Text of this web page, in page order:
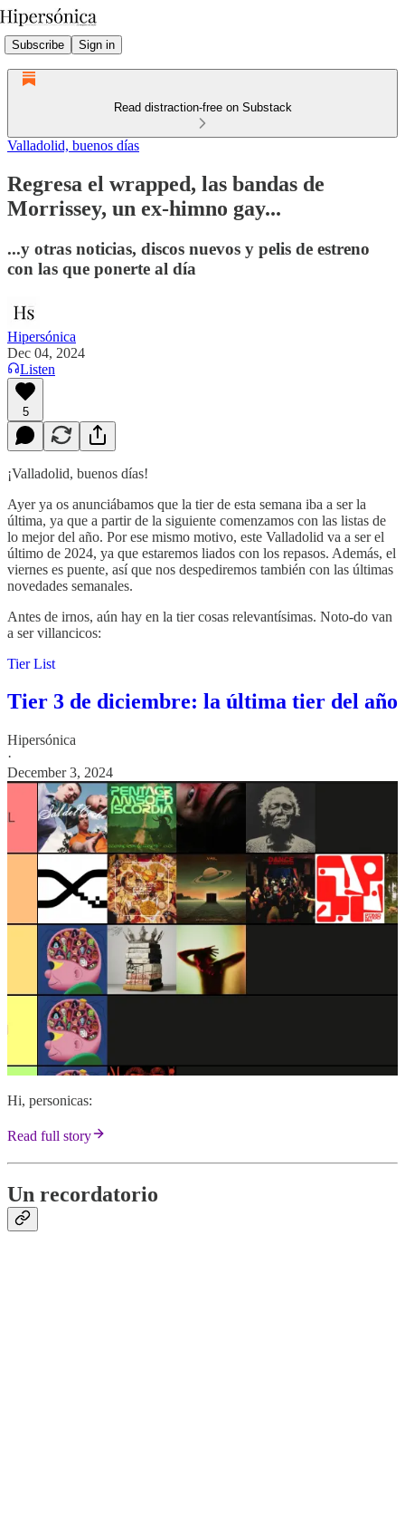
Subscribe Sign in
Read distraction-free on Substack
Valladolid, buenos días
Regresa el wrapped, las bandas de
Morrissey, un ex-himno gay...
...y otras noticias, discos nuevos y pelis de estreno
con las que ponerte al día
Hipersónica
Dec 04, 2024
Listen
5
¡Valladolid, buenos días!
Ayer ya os anunciábamos que la tier de esta semana iba a ser la
última, ya que a partir de la siguiente comenzamos con las listas de
lo mejor del año. Por ese mismo motivo, este Valladolid va a ser el
último de 2024, ya que estaremos liados con los repasos. Además, el
viernes es puente, así que nos despediremos también con las últimas
novedades semanales.
Antes de irnos, aún hay en la tier cosas relevantísimas. Noto-do van
a ser villancicos:
Tier List
Tier 3 de diciembre: la última tier del año
Hipersónica
·
December 3, 2024
Hi, personicas:
Read full story
Un recordatorio